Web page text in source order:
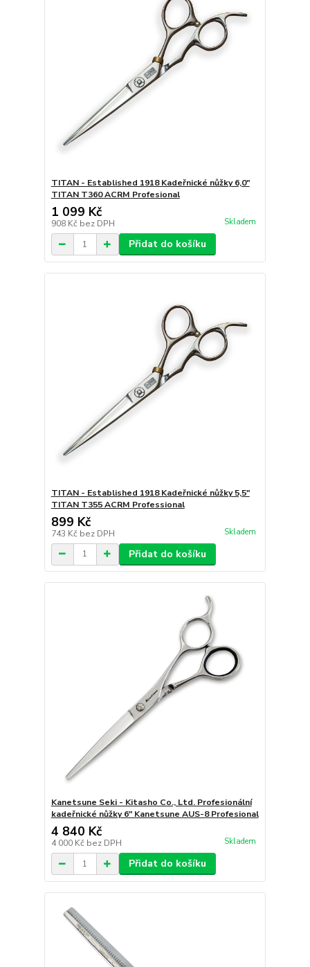
TITAN - Established 1918 Kadeřnické nůžky 6,0"
TITAN T360 ACRM Profesional
1 099 Kč
908 Kč bez DPH Skladem
Přidat do košíku
TITAN - Established 1918 Kadeřnické nůžky 5,5"
TITAN T355 ACRM Professional
899 Kč
743 Kč bez DPH Skladem
Přidat do košíku
Kanetsune Seki - Kitasho Co., Ltd. Profesionální
kadeřnické nůžky 6" Kanetsune AUS-8 Profesional
4 840 Kč
4 000 Kč bez DPH Skladem
Přidat do košíku